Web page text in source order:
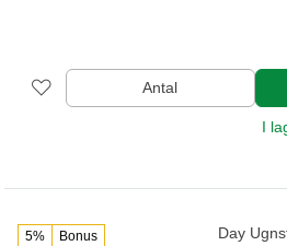
Antal
I
5% Bonus Day